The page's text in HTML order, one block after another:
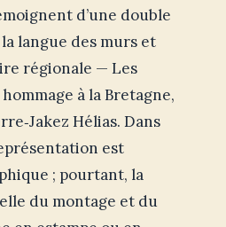
d’une double
langue des murs et
régionale — Les
à la Bretagne,
Hélias. Dans
est
; pourtant, la
du montage et du